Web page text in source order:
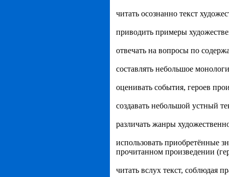
читать осознанно текст
приводить примеры
отвечать на вопросы по
составлять небольшое
оценивать события, героев
создавать небольшой устный
различать жанры
использовать приобретённые
прочитанном произведении
читать вслух текст, соблюдая